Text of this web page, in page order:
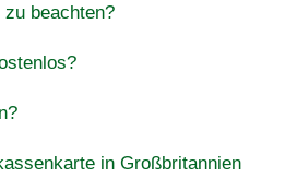
beachten?
in Großbritannien